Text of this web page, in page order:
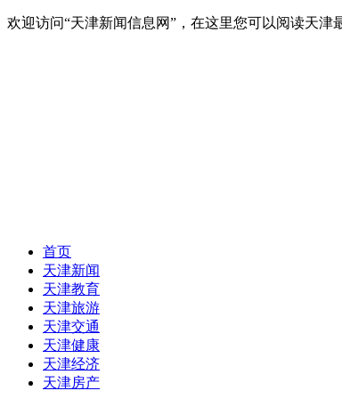
欢迎访问“天津新闻信息网”，在这里您可以阅读天
首页
天津新闻
天津教育
天津旅游
天津交通
天津健康
天津经济
天津房产